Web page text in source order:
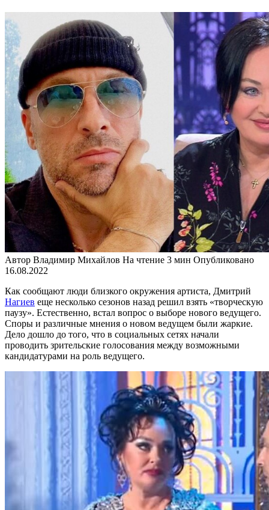
Автор Владимир Михайлов На чтение 3 мин Опубликовано
16.08.2022
Как сообщают люди близкого окружения артиста, Дмитрий
Нагиев еще несколько сезонов назад решил взять «творческую
паузу». Естественно, встал вопрос о выборе нового ведущего.
Споры и различные мнения о новом ведущем были жаркие.
Дело дошло до того, что в социальных сетях начали
проводить зрительские голосования между возможными
кандидатурами на роль ведущего.